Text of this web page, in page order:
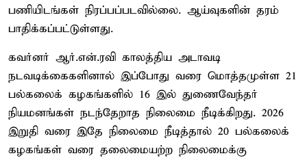
பணியிடங்கள் நிரப்பப்படவில்லை. ஆய்வுகளின் தரம்
பாதிக்கப்பட்டுள்ளது.
கவர்னர் ஆர்.என்.ரவி காலத்திய அடாவடி
நடவடிக்கைகளினால் இப்போது வரை மொத்தமுள்ள 21
பல்கலைக் கழகங்களில் 16 இல் துணைவேந்தர்
நியமனங்கள் நடந்தேறாத நிலைமை நீடிக்கிறது. 2026
இறுதி வரை இதே நிலைமை நீடித்தால் 20 பல்கலைக்
கழகங்கள் வரை தலைமையற்ற நிலைமைக்கு